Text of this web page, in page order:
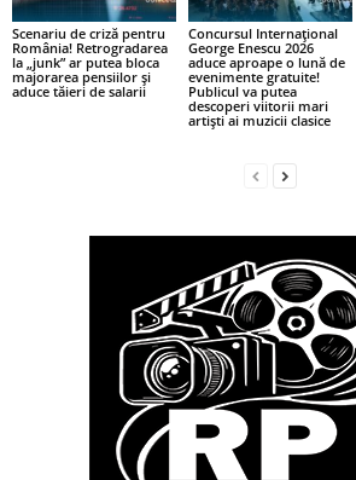
Scenariu de criză pentru
România! Retrogradarea
la „junk” ar putea bloca
majorarea pensiilor și
aduce tăieri de salarii
Concursul Internațional
George Enescu 2026
aduce aproape o lună de
evenimente gratuite!
Publicul va putea
descoperi viitorii mari
artiști ai muzicii clasice